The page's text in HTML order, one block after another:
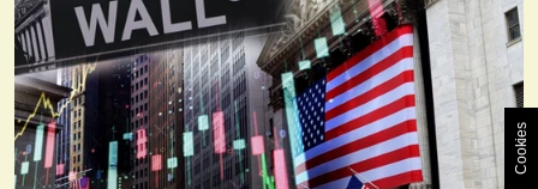
Cookies